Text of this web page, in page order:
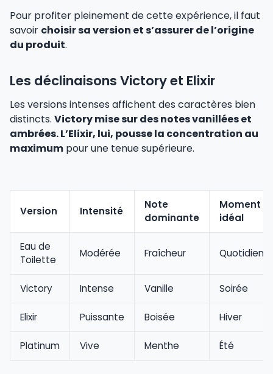
Pour profiter pleinement de cette expérience, il faut
savoir choisir sa version et s’assurer de l’origine
du produit.
Les déclinaisons Victory et Elixir
Les versions intenses affichent des caractères bien
distincts. Victory mise sur des notes vanillées et
ambrées. L’Elixir, lui, pousse la concentration au
maximum pour une tenue supérieure.
Version Intensité
Note
dominante
Moment
idéal
Eau de
Toilette
Modérée Fraîcheur Quotidien
Victory Intense Vanille Soirée
Elixir Puissante Boisée Hiver
Platinum Vive Menthe Été